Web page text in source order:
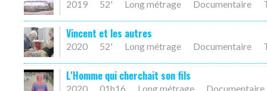
2019 52' Long métrage Documentaire
Vincent et les autres
2020 52' Long métrage Documentaire
L'Homme qui cherchait son fils
2020 01h16 Long métrage Documentaire